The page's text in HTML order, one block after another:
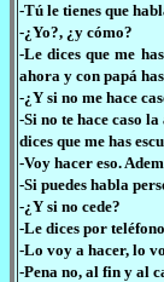
-Tú le tienes que
-¿Yo?, ¿y cómo?
-Le dices que me
ahora y con papá
-¿Y si no me hace
-Si no te hace caso
dices que me has
-Voy hacer eso.
-Si puedes habla
-¿Y si no cede?
-Le dices por
-Lo voy a hacer, lo
-Pena no, al fin y al